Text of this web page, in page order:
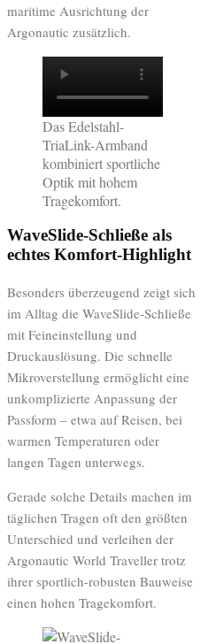
maritime Ausrichtung der
Argonautic zusätzlich.
Das Edelstahl-
TriaLink-Armband
kombiniert sportliche
Optik mit hohem
Tragekomfort.
WaveSlide-Schließe als
echtes Komfort-Highlight
Besonders überzeugend zeigt sich
im Alltag die WaveSlide-Schließe
mit Feineinstellung und
Druckauslösung. Die schnelle
Mikroverstellung ermöglicht eine
unkomplizierte Anpassung der
Passform – etwa auf Reisen, bei
warmen Temperaturen oder
langen Tagen unterwegs.
Gerade solche Details machen im
täglichen Tragen oft den größten
Unterschied und verleihen der
Argonautic World Traveller trotz
ihrer sportlich-robusten Bauweise
einen hohen Tragekomfort.